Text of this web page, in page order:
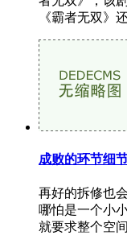
《霸者无双》
成败的环节细
再好的拆修也
哪怕是一个小
就要求整个空